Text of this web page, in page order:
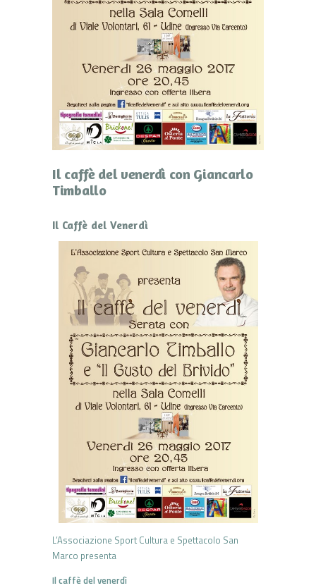
Il caffè del venerdì con Giancarlo
Timballo
Il Caffè del Venerdì
L’Associazione Sport Cultura e Spettacolo San
Marco presenta
Il caffè del venerdì